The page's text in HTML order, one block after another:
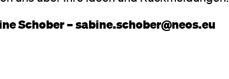
Schober – sabine.schober@neos.eu